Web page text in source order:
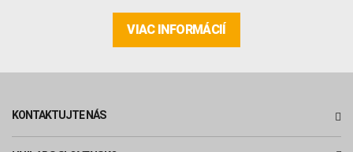
VIAC INFORMÁCIÍ
KONTAKTUJTE NÁS